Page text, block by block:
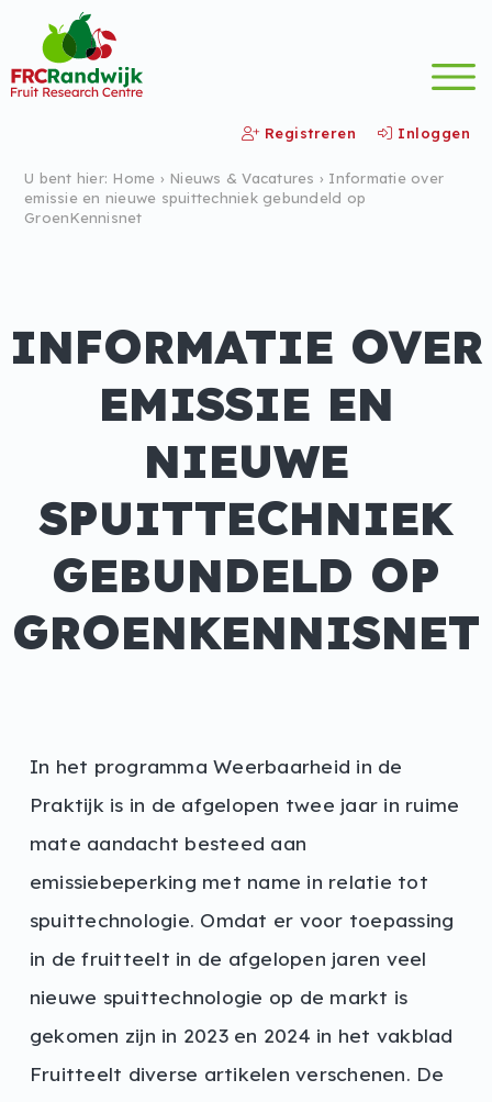
Registreren Inloggen
U bent hier: Home › Nieuws &Vacatures › Informatie over
emissie en nieuwe spuittechniek gebundeld op
GroenKennisnet
INFORMATIE OVER
EMISSIE EN
NIEUWE
SPUITTECHNIEK
GEBUNDELD OP
GROENKENNISNET
In het programma Weerbaarheid in de
Praktijk is in de afgelopen twee jaar in ruime
mate aandacht besteed aan
emissiebeperking met name in relatie tot
spuittechnologie. Omdat er voor toepassing
in de fruitteelt in de afgelopen jaren veel
nieuwe spuittechnologie op de markt is
gekomen zijn in 2023 en 2024 in het vakblad
Fruitteelt diverse artikelen verschenen. De